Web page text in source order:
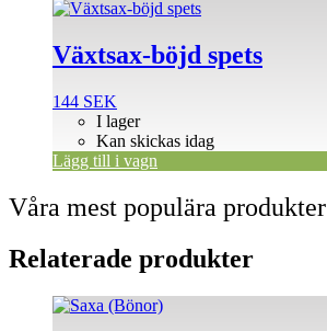
Växtsax-böjd spets
144 SEK
I lager
Kan skickas idag
Lägg till i vagn
Våra mest populära produkter
Relaterade produkter